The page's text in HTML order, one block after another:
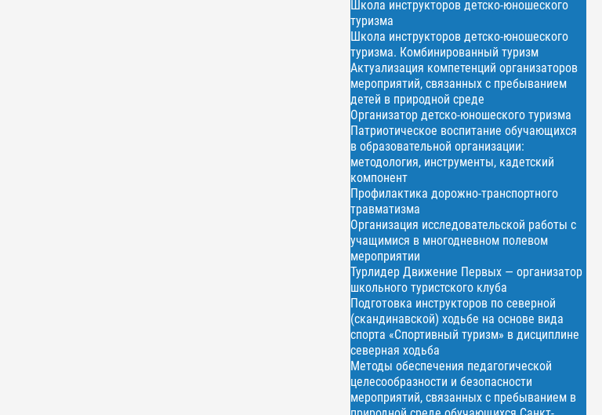
Школа инструкторов детско-юношеского
туризма
Школа инструкторов детско-юношеского
туризма. Комбинированный туризм
Актуализация компетенций организаторов
мероприятий, связанных с пребыванием
детей в природной среде
Организатор детско-юношеского туризма
Патриотическое воспитание обучающихся
в образовательной организации:
методология, инструменты, кадетский
компонент
Профилактика дорожно-транспортного
травматизма
Организация исследовательской работы с
учащимися в многодневном полевом
мероприятии
Турлидер Движение Первых — организатор
школьного туристского клуба
Подготовка инструкторов по северной
(скандинавской) ходьбе на основе вида
спорта «Спортивный туризм» в дисциплине
северная ходьба
Методы обеспечения педагогической
целесообразности и безопасности
мероприятий, связанных с пребыванием в